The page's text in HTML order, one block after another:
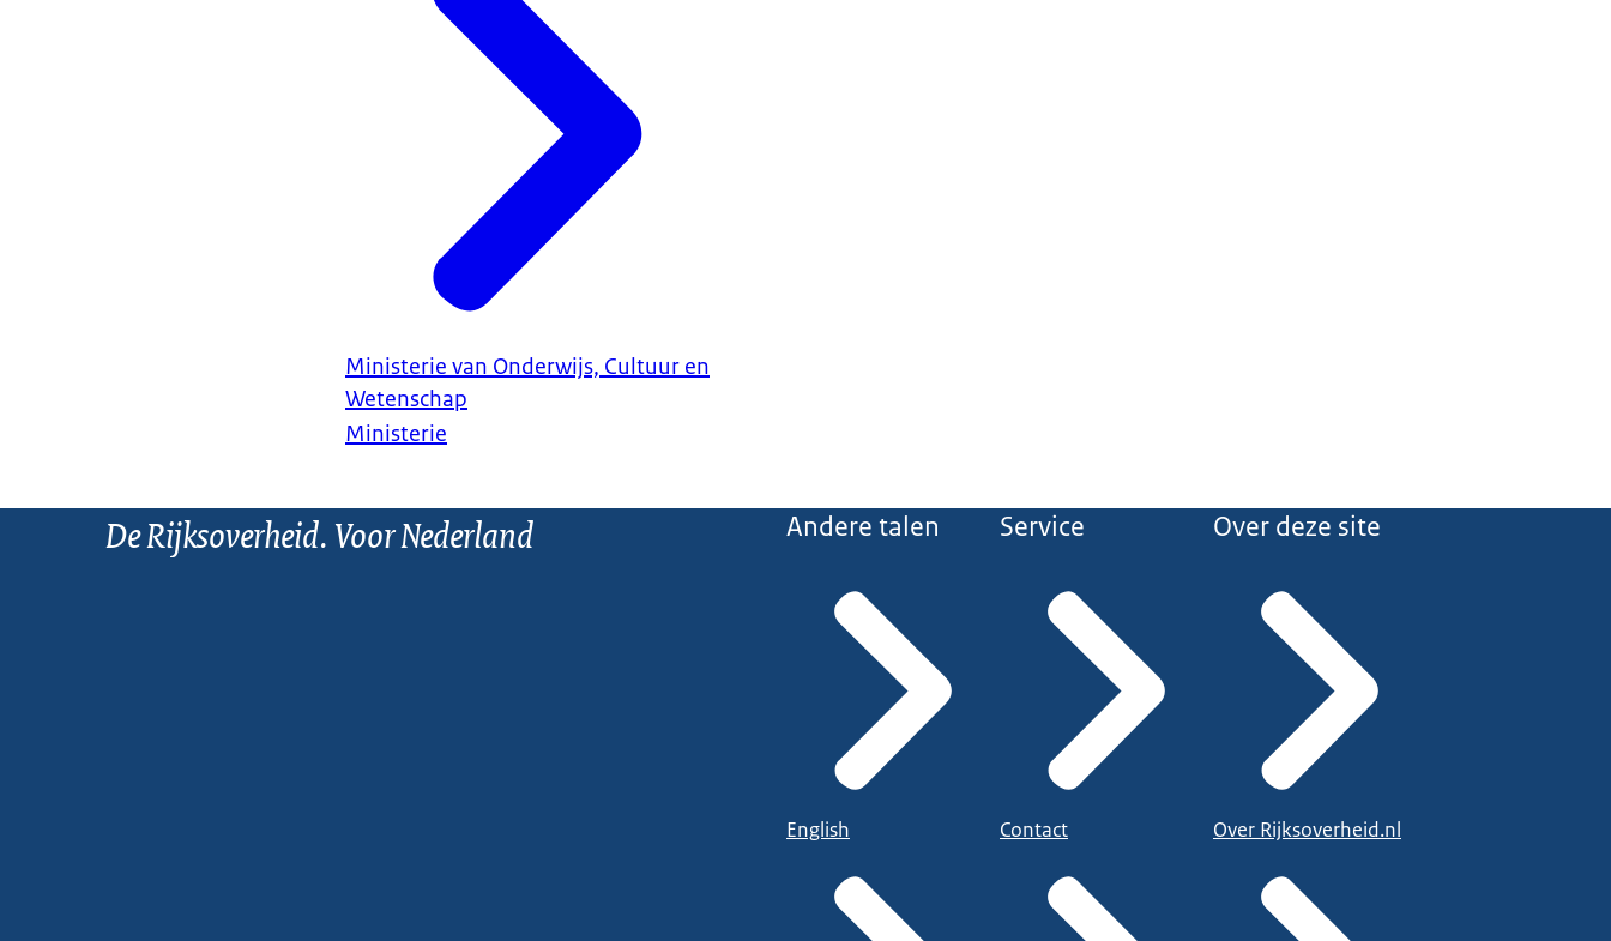
Ministerie van Onderwijs, Cultuur en
Wetenschap
Ministerie
De Rijksoverheid. Voor Nederland Andere talen
English
Service
Contact
Over deze site
Over Rijksoverheid.nl